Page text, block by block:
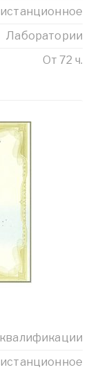
Лаборатории
От 72 ч.